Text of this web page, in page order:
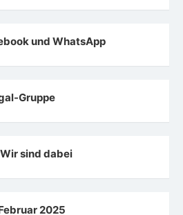
und WhatsApp
Gruppe
sind dabei
2025